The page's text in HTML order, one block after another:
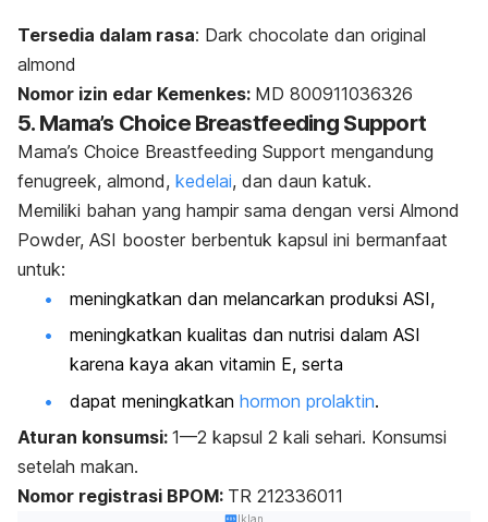
Tersedia dalam rasa: Dark chocolate dan original
almond
Nomor izin edar Kemenkes: MD 800911036326
5. Mama’s Choice Breastfeeding Support
Mama’s Choice Breastfeeding Support mengandung
fenugreek, almond, kedelai, dan daun katuk.
Memiliki bahan yang hampir sama dengan versi Almond
Powder, ASI booster berbentuk kapsul ini bermanfaat
untuk:
meningkatkan dan melancarkan produksi ASI,
meningkatkan kualitas dan nutrisi dalam ASI
karena kaya akan vitamin E, serta
dapat meningkatkan hormon prolaktin.
Aturan konsumsi: 1—2 kapsul 2 kali sehari. Konsumsi
setelah makan.
Nomor registrasi BPOM: TR 212336011
Iklan